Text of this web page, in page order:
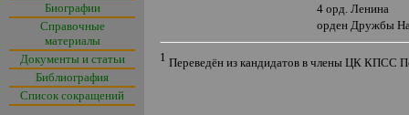
Биографии
Справочные
материалы
Документы и статьи
Библиография
Список сокращений
4 орд. Ленина
орден Дружбы
1 Переведён из кандидатов в члены ЦК КПСС